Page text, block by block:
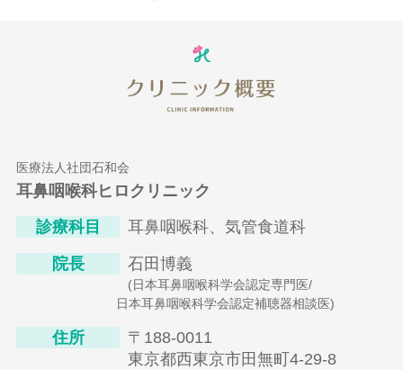
医療法人社団石和会
耳鼻咽喉科ヒロクリニック
診療科目 耳鼻咽喉科、気管食道科
院長 石田博義
(日本耳鼻咽喉科学会認定専門医/
日本耳鼻咽喉科学会認定補聴器相談医)
住所
〒188-0011
東京都西東京市田無町4-29-8